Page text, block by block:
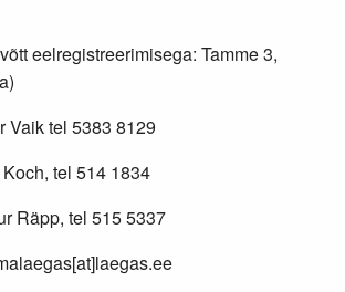
eelregistreerimisega: Tamme 3,
Vaik tel 5383 8129
tel 514 1834
Räpp, tel 515 5337